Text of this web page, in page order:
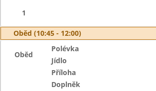
1
Oběd (10:45 - 12:00)
Oběd
Polévka
Jídlo
Příloha
Doplněk